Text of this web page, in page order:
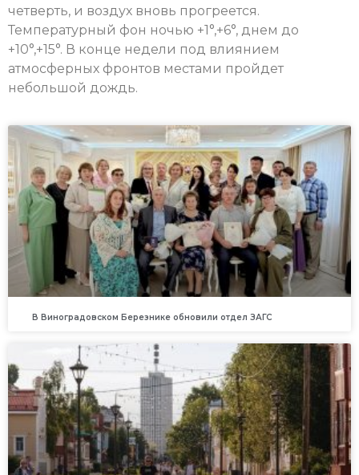
четверть, и воздух вновь прогреется.
Температурный фон ночью +1°,+6°, днем до
+10°,+15°. В конце недели под влиянием
атмосферных фронтов местами пройдет
небольшой дождь.
В Виноградовском Березнике обновили отдел ЗАГС